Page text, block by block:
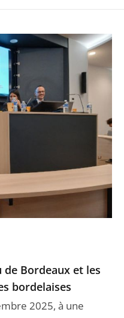
de Bordeaux et les
bordelaises
2025, à une